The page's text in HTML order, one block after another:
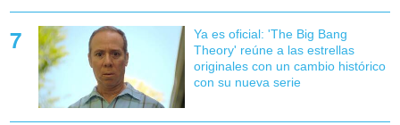
Ya es oficial: 'The Big Bang
Theory' reúne a las estrellas
originales con un cambio histórico
con su nueva serie